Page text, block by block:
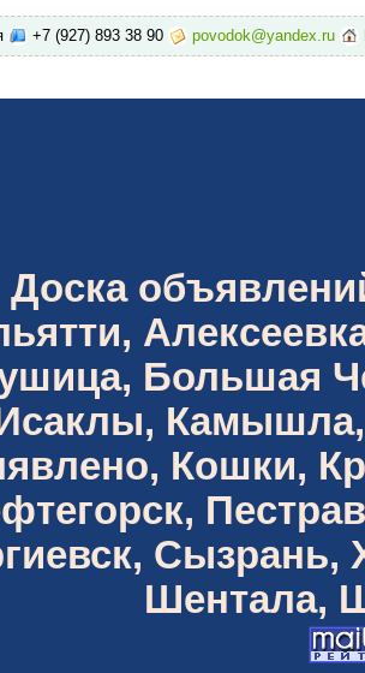
+7 (927) 893 38 90 povodok@yandex.ru
Доска
Большая
Камышла,
Кошки,
Шентала,